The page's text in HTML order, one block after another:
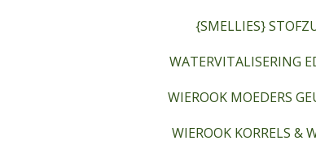
{SMELLIES}
WATERVITALISERING
WIEROOK MOEDERS
WIEROOK KORRELS &